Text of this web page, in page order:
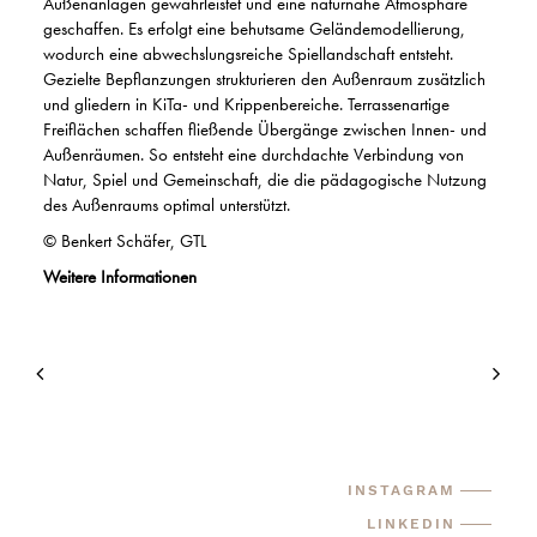
geschaffen. Es erfolgt eine behutsame Geländemodellierung,
wodurch eine abwechslungsreiche Spiellandschaft entsteht.
Gezielte Bepflanzungen strukturieren den Außenraum zusätzlich
und gliedern in KiTa- und Krippenbereiche. Terrassenartige
Freiflächen schaffen fließende Übergänge zwischen Innen- und
Außenräumen. So entsteht eine durchdachte Verbindung von
Natur, Spiel und Gemeinschaft, die die pädagogische Nutzung
des Außenraums optimal unterstützt.
© Benkert Schäfer, GTL
Weitere Informationen
INSTAGRAM
LINKEDIN